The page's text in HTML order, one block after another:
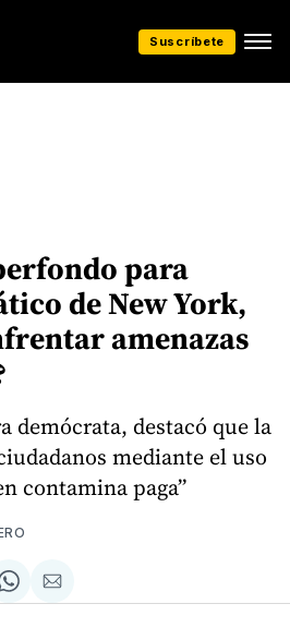
Suscríbete
para
de New York,
amenazas
demócrata, destacó que la
mediante el uso
contamina paga”
Share
on
Compartir
via